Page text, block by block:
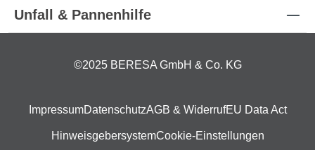
Unfall & Pannenhilfe
©2025 BERESA GmbH & Co. KG
ImpressumDatenschutzAGB & WiderrufEU Data Act
HinweisgebersystemCookie-Einstellungen